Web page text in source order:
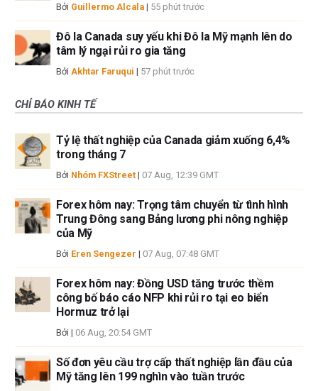
Bởi Guillermo Alcala | 55 phút trước
Đô la Canada suy yếu khi Đô la Mỹ mạnh lên do
tâm lý ngại rủi ro gia tăng
Bởi Akhtar Faruqui | 57 phút trước
CHỈ BÁO KINH TẾ
Tỷ lệ thất nghiệp của Canada giảm xuống 6,4%
trong tháng 7
Bởi Nhóm FXStreet | 07 Aug, 12:39 GMT
Forex hôm nay: Trọng tâm chuyển từ tình hình
Trung Đông sang Bảng lương phi nông nghiệp
của Mỹ
Bởi Eren Sengezer | 07 Aug, 07:48 GMT
Forex hôm nay: Đồng USD tăng trước thềm
công bố báo cáo NFP khi rủi ro tại eo biển
Hormuz trở lại
Bởi | 06 Aug, 20:54 GMT
Số đơn yêu cầu trợ cấp thất nghiệp lần đầu của
Mỹ tăng lên 199 nghìn vào tuần trước